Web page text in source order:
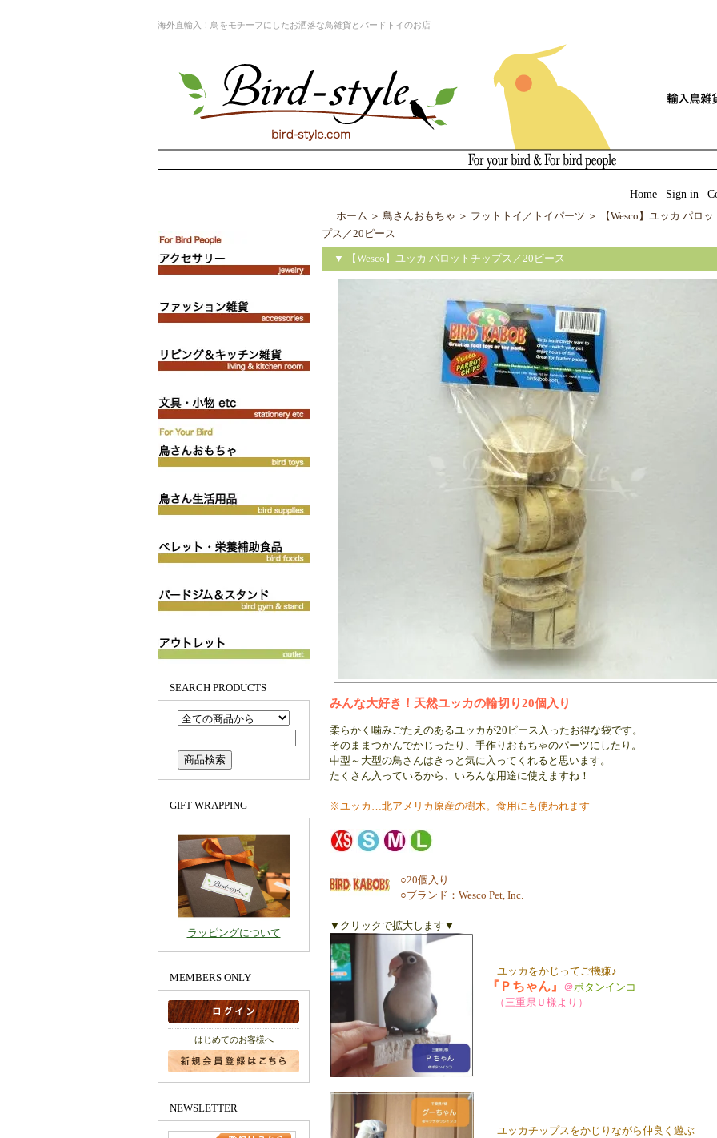
海外直輸入！鳥をモチーフにしたお洒落な鳥雑貨とバードトイのお店
Home Sign in
SEARCH PRODUCTS
GIFT-WRAPPING
ラッピングについて
MEMBERS ONLY
はじめてのお客様へ
NEWSLETTER
ホーム ＞ 鳥さんおもちゃ ＞ フットトイ／トイパーツ ＞
【Wesco】ユッカ パロ
プス／20ピース
▼ 【Wesco】ユッカ パロットチップス／20ピース
みんな大好き！天然ユッカの輪切り20個入り
柔らかく噛みごたえのあるユッカが20ピース入ったお得な袋です。
そのままつかんでかじったり、手作りおもちゃのパーツにしたり。
中型～大型の鳥さんはきっと気に入ってくれると思います。
たくさん入っているから、いろんな用途に使えますね！
※ユッカ…北アメリカ原産の樹木。食用にも使われます
○20個入り
○ブランド：Wesco Pet, Inc.
▼クリックで拡大します▼
ユッカをかじってご機嫌♪
『Ｐちゃん』 ＠ボタンインコ
（三重県Ｕ様より）
ユッカチップスをかじりながら仲良く遊ぶ